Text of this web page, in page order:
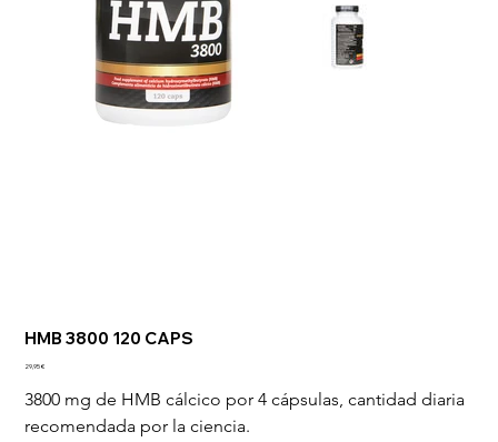
HMB 3800 120 CAPS
Precio
29,95 €
3800 mg de HMB cálcico por 4 cápsulas, cantidad diaria
recomendada por la ciencia.